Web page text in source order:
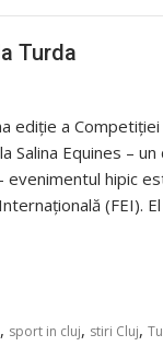
Turda
ediție a
Salina Equines –
hipic
(FEI).
, sport in cluj, stiri Cluj,